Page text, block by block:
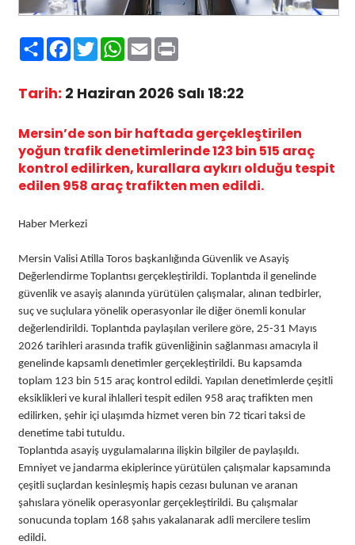
PaylaşFacebook
TwitterWhatsApp
EmailPrint
Tarih: 2 Haziran 2026 Salı 18:22
Mersin’de son bir haftada gerçekleştirilen
yoğun trafik denetimlerinde 123 bin 515 araç
kontrol edilirken, kurallara aykırı olduğu tespit
edilen 958 araç trafikten men edildi.
Haber Merkezi
Mersin Valisi Atilla Toros başkanlığında Güvenlik ve Asayiş
Değerlendirme Toplantısı gerçekleştirildi. Toplantıda il genelinde
güvenlik ve asayiş alanında yürütülen çalışmalar, alınan tedbirler,
suç ve suçlulara yönelik operasyonlar ile diğer önemli konular
değerlendirildi. Toplantıda paylaşılan verilere göre, 25-31 Mayıs
2026 tarihleri arasında trafik güvenliğinin sağlanması amacıyla il
genelinde kapsamlı denetimler gerçekleştirildi. Bu kapsamda
toplam 123 bin 515 araç kontrol edildi. Yapılan denetimlerde çeşitli
eksiklikleri ve kural ihlalleri tespit edilen 958 araç trafikten men
edilirken, şehir içi ulaşımda hizmet veren bin 72 ticari taksi de
denetime tabi tutuldu.
Toplantıda asayiş uygulamalarına ilişkin bilgiler de paylaşıldı.
Emniyet ve jandarma ekiplerince yürütülen çalışmalar kapsamında
çeşitli suçlardan kesinleşmiş hapis cezası bulunan ve aranan
şahıslara yönelik operasyonlar gerçekleştirildi. Bu çalışmalar
sonucunda toplam 168 şahıs yakalanarak adli mercilere teslim
edildi.